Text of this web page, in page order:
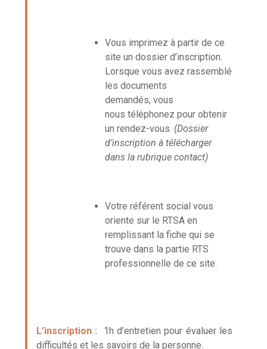
Vous imprimez à partir de ce
site un dossier d’inscription.
Lorsque vous avez rassemblé
les documents
demandés, vous
nous téléphonez pour obtenir
un rendez-vous. (Dossier
d’inscription à télécharger
dans la rubrique contact)
Votre référent social vous
oriente sur le RTSA en
remplissant la fiche qui se
trouve dans la partie RTS
professionnelle de ce site.
L’inscription :
1h d’entretien pour évaluer les
difficultés et les savoirs de la personne.